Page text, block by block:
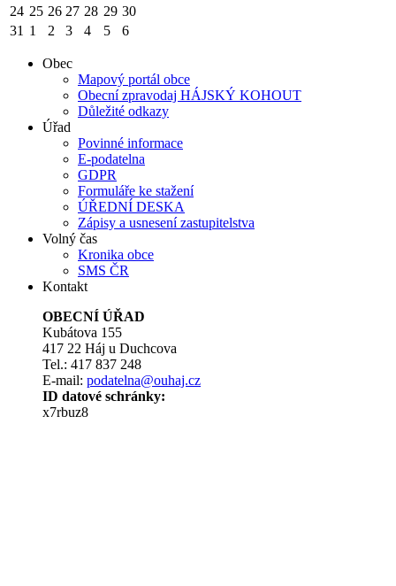
24 25 26 27 28 29 30
31 1 2 3 4 5 6
Obec
Mapový portál obce
Obecní zpravodaj HÁJSKÝ KOHOUT
Důležité odkazy
Úřad
Povinné informace
E-podatelna
GDPR
Formuláře ke stažení
ÚŘEDNÍ DESKA
Zápisy a usnesení zastupitelstva
Volný čas
Kronika obce
SMS ČR
Kontakt
OBECNÍ ÚŘAD
Kubátova 155
417 22 Háj u Duchcova
Tel.: 417 837 248
E-mail: podatelna@ouhaj.cz
ID datové schránky:
x7rbuz8